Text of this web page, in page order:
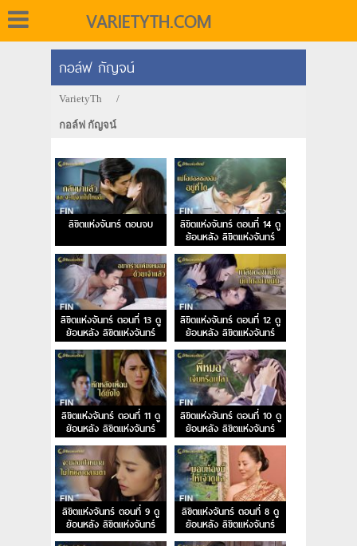
VARIETYTH.COM
กอล์ฟ กัญจน์
VarietyTh /
กอล์ฟ กัญจน์
ลิขิตแห่งจันทร์ ตอนจบ
ลิขิตแห่งจันทร์ ตอนที่ 14 ดู
ย้อนหลัง ลิขิตแห่งจันทร์
EP.14
ลิขิตแห่งจันทร์ ตอนที่ 13 ดู
ย้อนหลัง ลิขิตแห่งจันทร์
EP.13
ลิขิตแห่งจันทร์ ตอนที่ 12 ดู
ย้อนหลัง ลิขิตแห่งจันทร์
EP.12
ลิขิตแห่งจันทร์ ตอนที่ 11 ดู
ย้อนหลัง ลิขิตแห่งจันทร์
EP.11
ลิขิตแห่งจันทร์ ตอนที่ 10 ดู
ย้อนหลัง ลิขิตแห่งจันทร์
EP.10
ลิขิตแห่งจันทร์ ตอนที่ 9 ดู
ย้อนหลัง ลิขิตแห่งจันทร์
EP.9
ลิขิตแห่งจันทร์ ตอนที่ 8 ดู
ย้อนหลัง ลิขิตแห่งจันทร์
EP.8